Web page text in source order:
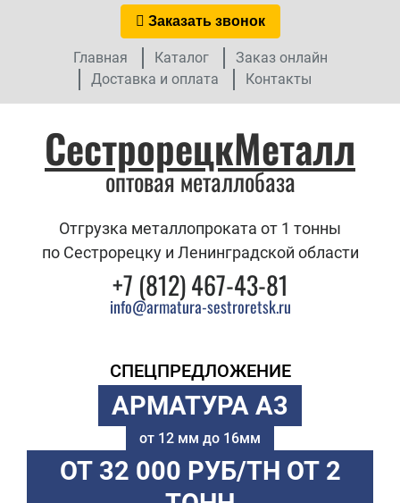
Заказать звонок
Главная Каталог
Заказ онлайн
Доставка и оплата
Контакты
СестрорецкМеталл
оптовая металлобаза
Отгрузка металлопроката от 1 тонны
по Сестрорецку и Ленинградской области
+7 (812) 467-43-81
info@armatura-sestroretsk.ru
СПЕЦПРЕДЛОЖЕНИЕ
АРМАТУРА А3
от 12 мм до 16мм
ОТ 32 000 РУБ/ТН ОТ 2